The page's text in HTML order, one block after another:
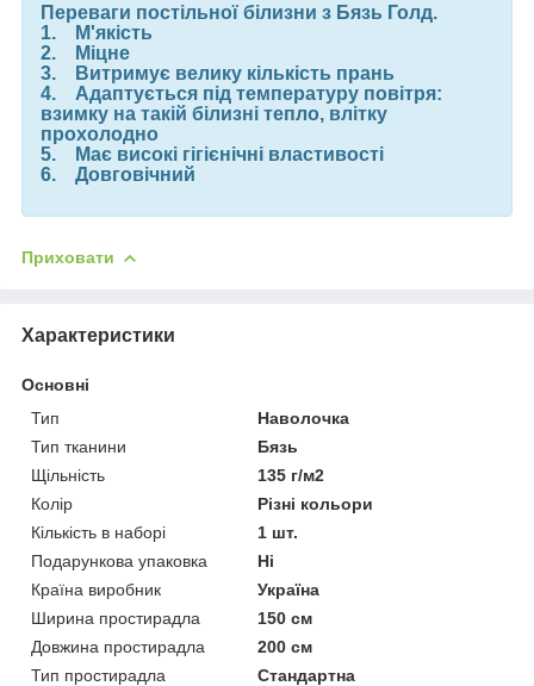
Переваги постільної білизни з Бязь Голд.
1. М'якість
2. Міцне
3. Витримує велику кількість прань
4. Адаптується під температуру повітря:
взимку на такій білизні тепло, влітку
прохолодно
5. Має високі гігієнічні властивості
6. Довговічний
Приховати
Характеристики
Основні
Тип
Наволочка
Тип тканини
Бязь
Щільність
135 г/м2
Колір
Різні кольори
Кількість в наборі
1 шт.
Подарункова упаковка
Ні
Країна виробник
Україна
Ширина простирадла
150 см
Довжина простирадла
200 см
Тип простирадла
Стандартна